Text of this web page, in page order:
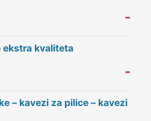
-
ekstra kvaliteta
-
– kavezi za pilice – kavezi